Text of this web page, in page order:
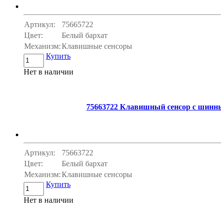
Артикул:
75665722
Цвет:
Белый бархат
Механизм:Клавишные сенсоры
Купить
Нет в наличии
75663722 Клавишный сенсор с
Артикул:
75663722
Цвет:
Белый бархат
Механизм:Клавишные сенсоры
Купить
Нет в наличии